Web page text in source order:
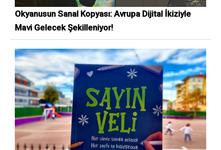
Okyanusun Sanal Kopyası: Avrupa Dijital İkiziyle
Mavi Gelecek Şekilleniyor!